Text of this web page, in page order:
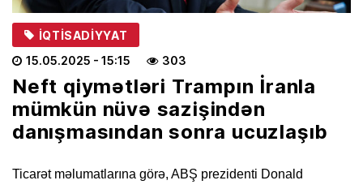
İQTISADIYYAT
15.05.2025 - 15:15 303
Neft qiymətləri Trampın İranla
mümkün nüvə sazişindən
danışmasından sonra ucuzlaşıb
Ticarət məlumatlarına görə, ABŞ prezidenti Donald